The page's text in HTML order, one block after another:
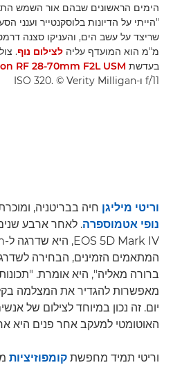
הימים הראשונים שבהם אור השמש
"הייתי על הדיונות בלוסקנטייר וענני
מ"מ הוא המועדף עליה לצילום נוף.
בעדשת RF 28-70mm F2L USM
f/11 ו-ISO 320. ‎© Verity Milligan
וריטי מיליגן חיה בבריטניה,
נופי אטמוספרה
המתאמים הזמינים, הבחירה
ברורה מאליה", היא אומרת.
מאפשרות להגדיר את המצלמה
יום. זה נכון במיוחד לצילום של
האוטומטי למעקב אחר פנים היא
וריטי תמיד מחפשת קומפוזיציות